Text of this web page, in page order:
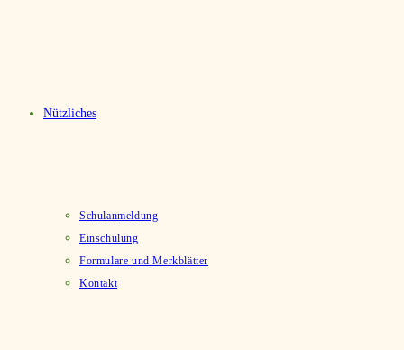
Nützliches
Schulanmeldung
Einschulung
Formulare und Merkblätter
Kontakt